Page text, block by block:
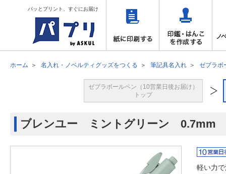
パッとプリント、すぐにお届け
ホーム 名入れ・ノベルティグッズをつくる 筆記具名入れ ゼブラボ
ゼブラボールペン（10営業日後お届け）
トップ
ブレンユー ミントグリーン 0.7mm
軽い力